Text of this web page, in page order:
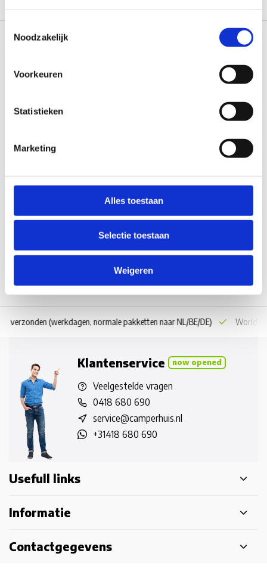
Noodzakelijk
Voorkeuren
Statistieken
Marketing
Alles toestaan
Selectie toestaan
Weigeren
Truma Truma Airco Aventa
Op voorraad*
€2.699,00
verzonden (werkdagen, normale pakketten naar NL/BE/DE) World
Klantenservice now opened
Veelgestelde vragen
0418 680 690
service@camperhuis.nl
+31418 680 690
Usefull links
Informatie
Contactgegevens